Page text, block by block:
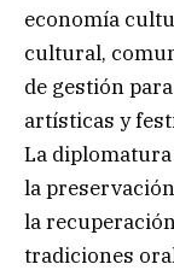
economía
cultural,
de gestión
artísticas y
La
la
la
tradiciones